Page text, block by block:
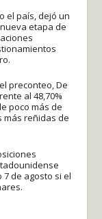
el país, dejó un
etapa de
preconteo, De
al 48,70%
poco más de
más reñidas de
de agosto si el